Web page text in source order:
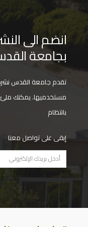
انضم الى
بجامعة
تقدم جامعة القدس نشرة
مستخدميها. يمكنك ملئ
بانتظام
إبقى على تواصل معنا